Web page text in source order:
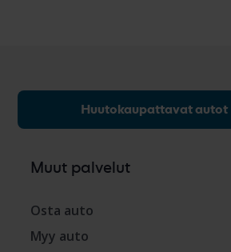
Huutokaupattavat autot
Muut palvelut
Osta auto
Myy auto